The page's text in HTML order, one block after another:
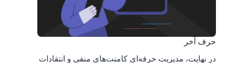
حرف آخر
در نهایت، مدیریت حرفه‌ای کامنت‌های منفی و انتقادات